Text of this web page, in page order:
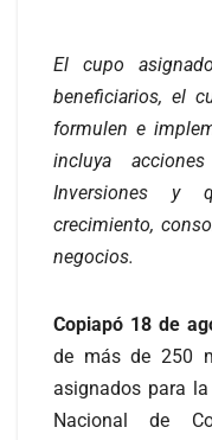
El cupo
beneficiarios, el
formulen e
incluya
Inversiones y
crecimiento,
negocios.
Copiapó 18 de
de más de 250
asignados para
Nacional de